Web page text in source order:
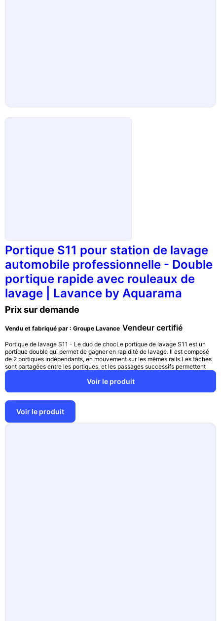
Portique S11 pour station de lavage
automobile professionnelle - Double
portique rapide avec rouleaux de
lavage | Lavance by Aquarama
Prix sur demande
Vendu et fabriqué par : Groupe Lavance Vendeur certifié
Portique de lavage S11 - Le duo de chocLe portique de lavage S11 est un
portique double qui permet de gagner en rapidité de lavage. Il est composé
de 2 portiques indépendants, en mouvement sur les mêmes rails.Les tâches
sont partagées entre les portiques, et les passages successifs permettent
Voir le produit
Voir le produit